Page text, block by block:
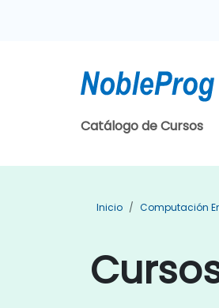
Catálogo de Cursos
Inicio Computación